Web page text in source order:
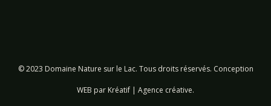
© 2023 Domaine Nature sur le Lac. Tous droits réservés. Conception
WEB par Kréatif | Agence créative.